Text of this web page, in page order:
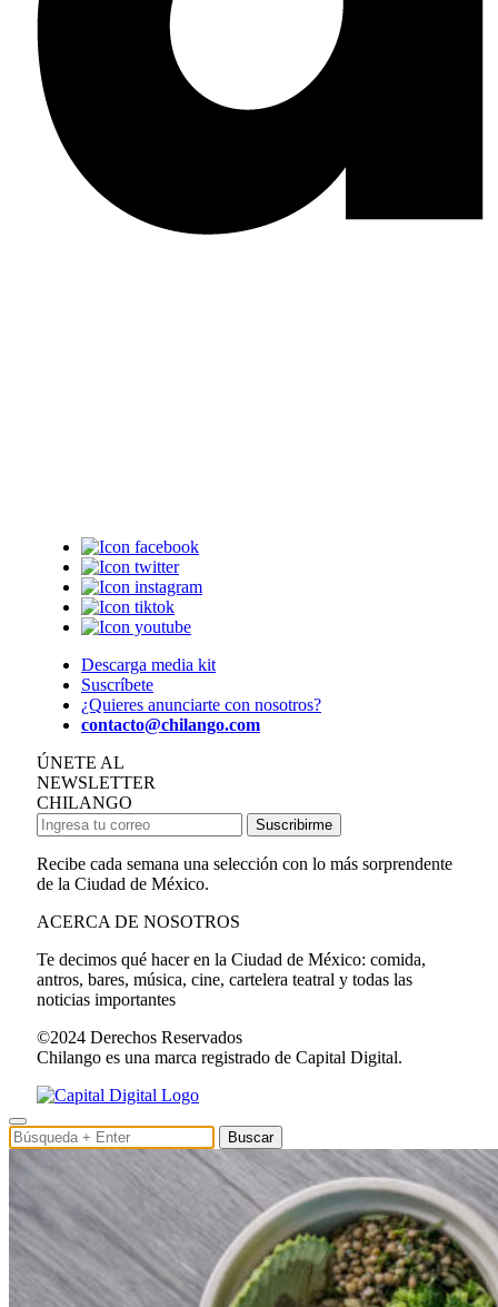
Descarga media kit
Suscríbete
¿Quieres anunciarte con nosotros?
contacto@chilango.com
ÚNETE AL
NEWSLETTER
CHILANGO
Suscribirme
Recibe cada semana una selección con lo más sorprendente
de la Ciudad de México.
ACERCA DE NOSOTROS
Te decimos qué hacer en la Ciudad de México: comida,
antros, bares, música, cine, cartelera teatral y todas las
noticias importantes
©2024 Derechos Reservados
Chilango es una marca registrado de Capital Digital.
Buscar